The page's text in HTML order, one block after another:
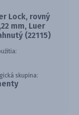
Lock, rovný
mm, Luer
(22115)
skupina: